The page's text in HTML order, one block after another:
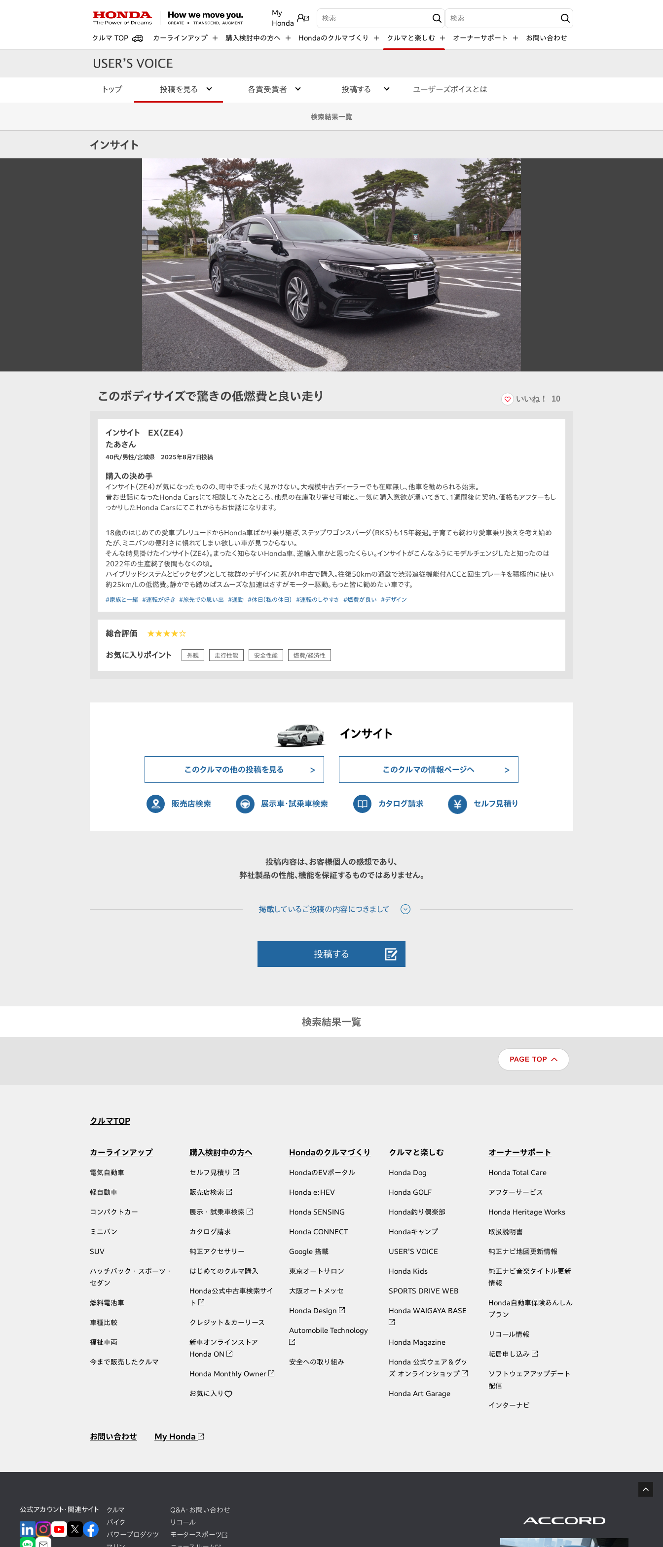
My
Honda
検索キーワード入力 検索キーワード入力
クルマ TOP カーラインアップ 購入検討中の方へ Hondaのクルマづくり クルマと楽しむ オーナーサポート お問い合わせ
トップ 投稿を見る 各賞受賞者 投稿する ユーザーズボイスとは
検索結果一覧
インサイト
このボディサイズで驚きの低燃費と良い走り いいね！ 10
インサイト EX（ZE4）
たあさん
40代/男性/宮城県 2025年8月7日投稿
購入の決め手
インサイト（ZE4）が気になったものの、町中でまったく見かけない。大規模中古ディーラーでも在庫無し、他車を勧められる始末。
昔お世話になったHonda Carsにて相談してみたところ、他県の在庫取り寄せ可能と。一気に購入意欲が湧いてきて、1週間後に契約。価格もアフターもし
っかりしたHonda Carsにてこれからもお世話になります。
18歳のはじめての愛車プレリュードからHonda車ばかり乗り継ぎ、ステップワゴンスパーダ（RK5）も15年経過。子育ても終わり愛車乗り換えを考え始め
たが、ミニバンの便利さに慣れてしまい欲しい車が見つからない。
そんな時見掛けたインサイト（ZE4）。まったく知らないHonda車、逆輸入車かと思ったくらい。インサイトがこんなふうにモデルチェンジしたと知ったのは
2022年の生産終了後間もなくの頃。
ハイブリッドシステムとビックセダンとして抜群のデザインに惹かれ中古で購入。往復50kmの通勤で渋滞追従機能付ACCと回生ブレーキを積極的に使い
約25km/Lの低燃費。静かでも踏めばスムーズな加速はさすがモーター駆動。もっと皆に勧めたい車です。
#家族と一緒 #運転が好き #旅先での思い出 #通勤 #休日（私の休日） #運転のしやすさ #燃費が良い #デザイン
総合評価 ★★★★☆
お気に入りポイント 外観 走行性能 安全性能 燃費/経済性
インサイト
このクルマの他の投稿を見る このクルマの情報ページへ
販売店検索 展示車・試乗車検索 カタログ請求 セルフ見積り
投稿内容は、お客様個人の感想であり、
弊社製品の性能、機能を保証するものではありません。
投稿する
検索結果一覧
クルマTOP
カーラインアップ
電気自動車
軽自動車
コンパクトカー
ミニバン
SUV
ハッチバック・スポーツ・
セダン
燃料電池車
車種比較
福祉車両
今まで販売したクルマ
購入検討中の方へ
セルフ見積り
販売店検索
展示・試乗車検索
カタログ請求
純正アクセサリー
はじめてのクルマ購入
Honda公式中古車検索サイ
ト
クレジット＆カーリース
新車オンラインストア
Honda ON
Honda Monthly Owner
お気に入り
Hondaのクルマづくり
HondaのEVポータル
Honda e:HEV
Honda SENSING
Honda CONNECT
Google 搭載
東京オートサロン
大阪オートメッセ
Honda Design
Automobile Technology
安全への取り組み
クルマと楽しむ
Honda Dog
Honda GOLF
Honda釣り倶楽部
Hondaキャンプ
USER'S VOICE
Honda Kids
SPORTS DRIVE WEB
Honda WAIGAYA BASE
Honda Magazine
Honda 公式ウェア＆グッ
ズ オンラインショップ
Honda Art Garage
オーナーサポート
Honda Total Care
アフターサービス
Honda Heritage Works
取扱説明書
純正ナビ地図更新情報
純正ナビ音楽タイトル更新
情報
Honda自動車保険あんしん
プラン
リコール情報
転居申し込み
ソフトウェアアップデート
配信
インターナビ
お問い合わせ My Honda
公式アカウント・関連サイト
クルマ
バイク
パワープロダクツ
Q&A・お問い合わせ
リコール
モータースポーツ